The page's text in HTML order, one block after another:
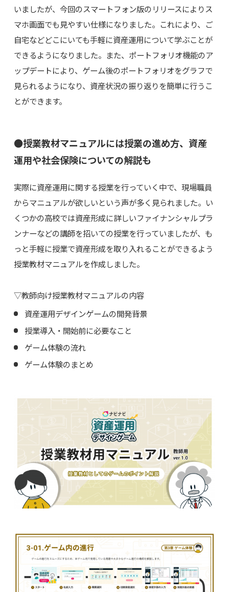
いましたが、今回のスマートフォン版のリリースによりス
マホ画面でも見やすい仕様になりました。これにより、ご
自宅などどこにいても手軽に資産運用について学ぶことが
できるようになりました。また、ポートフォリオ機能のア
ップデートにより、ゲーム後のポートフォリオをグラフで
見られるようになり、資産状況の振り返りを簡単に行うこ
とができます。
●授業教材マニュアルには授業の進め方、資産
運用や社会保険についての解説も
実際に資産運用に関する授業を行っていく中で、現場職員
からマニュアルが欲しいという声が多く見られました。い
くつかの高校では資産形成に詳しいファイナンシャルプラ
ンナーなどの講師を招いての授業を行っていましたが、も
っと手軽に授業で資産形成を取り入れることができるよう
授業教材マニュアルを作成しました。
▽教師向け授業教材マニュアルの内容
資産運用デザインゲームの開発背景
授業導入・開始前に必要なこと
ゲーム体験の流れ
ゲーム体験のまとめ